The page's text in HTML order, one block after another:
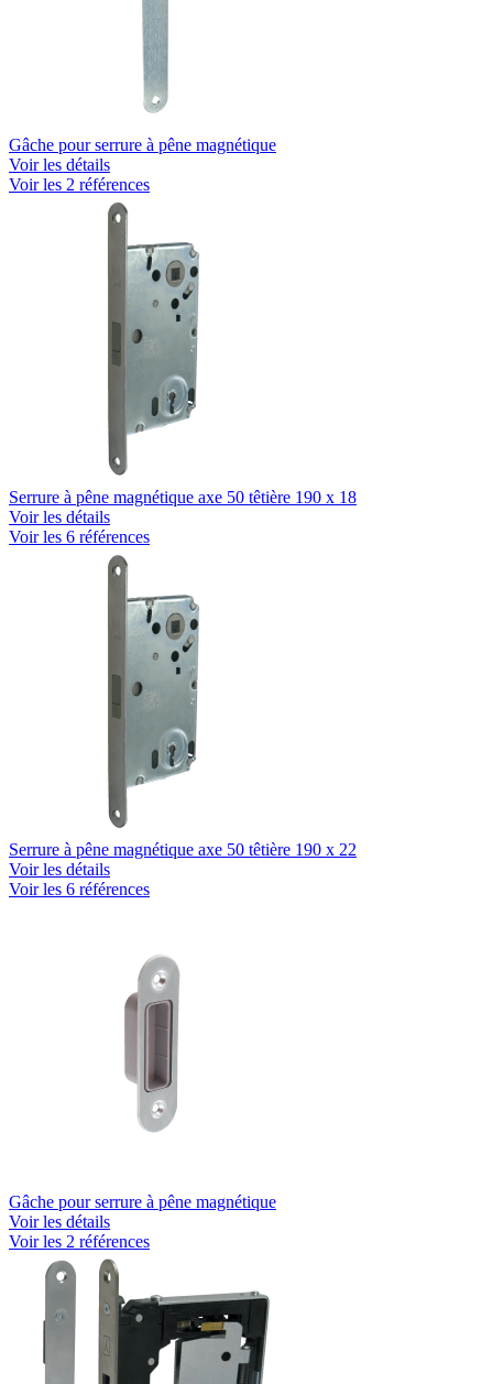
Gâche pour serrure à pêne magnétique
Voir les détails
Voir les 2 références
Serrure à pêne magnétique axe 50 têtière 190 x 18
Voir les détails
Voir les 6 références
Serrure à pêne magnétique axe 50 têtière 190 x 22
Voir les détails
Voir les 6 références
Gâche pour serrure à pêne magnétique
Voir les détails
Voir les 2 références